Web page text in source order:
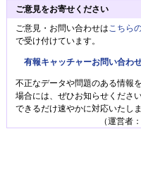
ご意見をお寄せください
ご意見・お問い合わせは こちら
で受け付けています。
有報キャッチャーお問い合わ
不正なデータや問題のある情報
場合には、ぜひお知らせください
できるだけ速やかに対応いたしま
（運営者